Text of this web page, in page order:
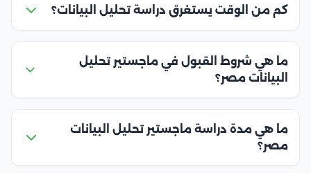
كم من الوقت يستغرق دراسة تحليل البيانات؟
ما هي شروط القبول في ماجستير تحليل
البيانات مصر؟
ما هي مدة دراسة ماجستير تحليل البيانات
مصر؟